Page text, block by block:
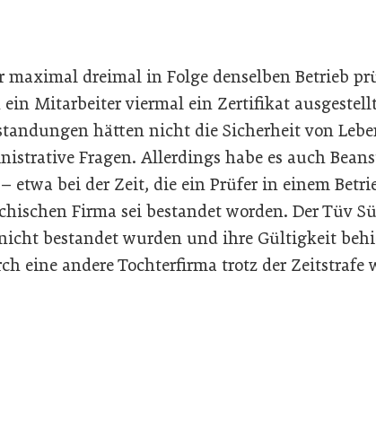
maximal dreimal in Folge denselben Betrieb
ein Mitarbeiter viermal ein Zertifikat
hätten nicht die Sicherheit von
Fragen. Allerdings habe es auch
etwa bei der Zeit, die ein Prüfer in einem
Firma sei bestandet worden. Der Tüv
bestandet wurden und ihre Gültigkeit
eine andere Tochterfirma trotz der Zeitstrafe